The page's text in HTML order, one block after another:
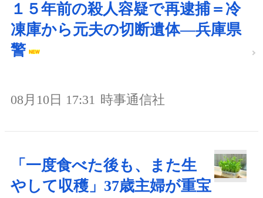
１５年前の殺人容疑で再逮捕＝冷
凍庫から元夫の切断遺体―兵庫県
警
08月10日 17:31 時事通信社
「一度食べた後も、また生
やして収穫」37歳主婦が重宝